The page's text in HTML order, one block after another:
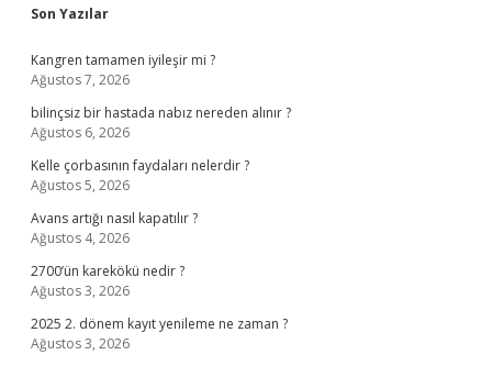
Sidebar
Son Yazılar
Kangren tamamen iyileşir mi ?
Ağustos 7, 2026
bilinçsiz bir hastada nabız nereden alınır ?
Ağustos 6, 2026
Kelle çorbasının faydaları nelerdir ?
Ağustos 5, 2026
Avans artığı nasıl kapatılır ?
Ağustos 4, 2026
2700’ün karekökü nedir ?
Ağustos 3, 2026
2025 2. dönem kayıt yenileme ne zaman ?
Ağustos 3, 2026